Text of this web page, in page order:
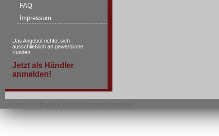
FAQ
Impressum
Das Angebot richtet sich
ausschließlich an gewerbliche
Kunden.
Jetzt als Händler
anmelden!